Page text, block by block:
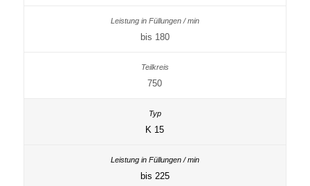
bis 180
750
K 15
bis 225